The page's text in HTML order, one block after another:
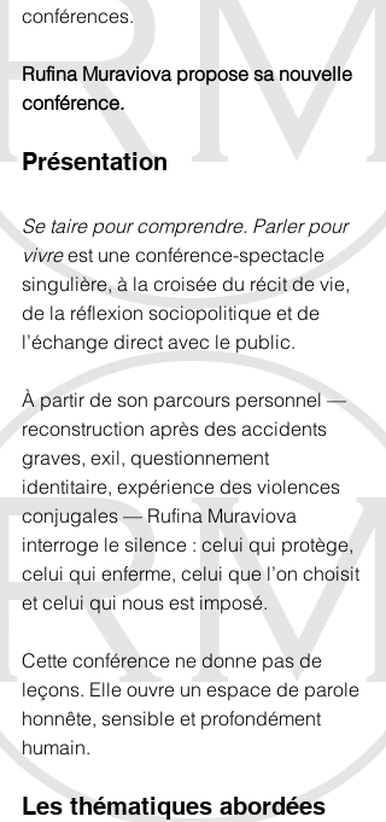
conférences.
Rufina Muraviova propose sa nouvelle
conférence.
Présentation
Se taire pour comprendre. Parler pour
vivre est une conférence-spectacle
singulière, à la croisée du récit de vie,
de la réflexion sociopolitique et de
l’échange direct avec le public.
À partir de son parcours personnel —
reconstruction après des accidents
graves, exil, questionnement
identitaire, expérience des violences
conjugales — Rufina Muraviova
interroge le silence : celui qui protège,
celui qui enferme, celui que l’on choisit
et celui qui nous est imposé.
Cette conférence ne donne pas de
leçons. Elle ouvre un espace de parole
honnête, sensible et profondément
humain.
Les thématiques abordées